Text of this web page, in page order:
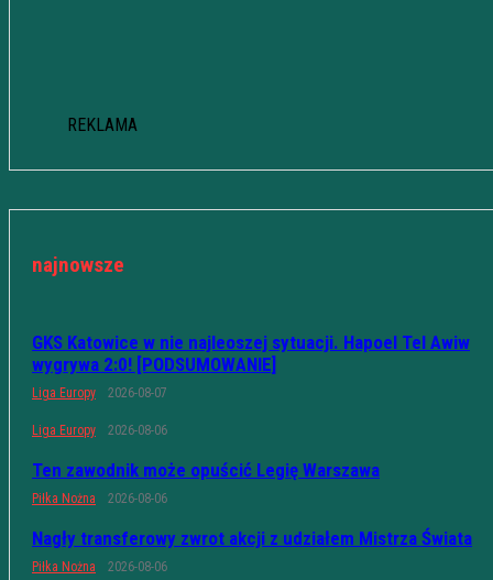
REKLAMA
najnowsze
GKS Katowice w nie najleoszej sytuacji. Hapoel Tel Awiw
wygrywa 2:0! [PODSUMOWANIE]
Liga Europy 2026-08-07
Liga Europy 2026-08-06
Ten zawodnik może opuścić Legię Warszawa
Piłka Nożna 2026-08-06
Nagły transferowy zwrot akcji z udziałem Mistrza Świata
Piłka Nożna 2026-08-06